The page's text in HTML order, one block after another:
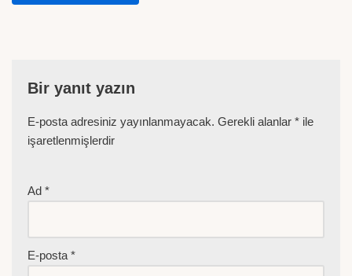
Bir yanıt yazın
E-posta adresiniz yayınlanmayacak. Gerekli alanlar * ile
işaretlenmişlerdir
Ad *
E-posta *